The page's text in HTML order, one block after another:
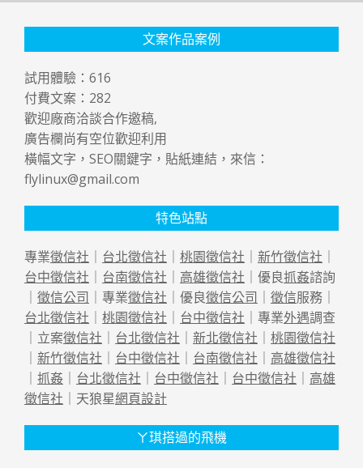
文案作品案例
試用體驗： 616
付費文案： 282
歡迎廠商洽談合作邀稿,
廣告欄尚有空位歡迎利用
橫幅文字，SEO關鍵字，貼紙連結，來信：
flylinux@gmail.com
特色站點
專業徵信社 台北徵信社 桃園徵信社 新竹徵信社
台中徵信社
台南徵信社 高雄徵信社 ｜優良抓姦諮詢
徵信公司 ｜專業徵信社 ｜優良徵信公司 徵信服務｜
台北徵信社
桃園徵信社 台中徵信社 ｜專業外遇調查
｜立案徵信社 台北徵信社 新北徵信社
桃園徵信社
新竹徵信社 台中徵信社 台南徵信社
高雄徵信社
抓姦 台北徵信社 台中徵信社 台中徵信社
高雄
徵信社 ｜天狼星網頁設計
ㄚ琪搭過的飛機